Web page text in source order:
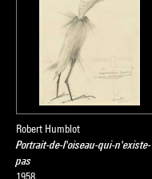
Robert Humblot
Portrait-de-l'oiseau-qui-n'existe-
pas